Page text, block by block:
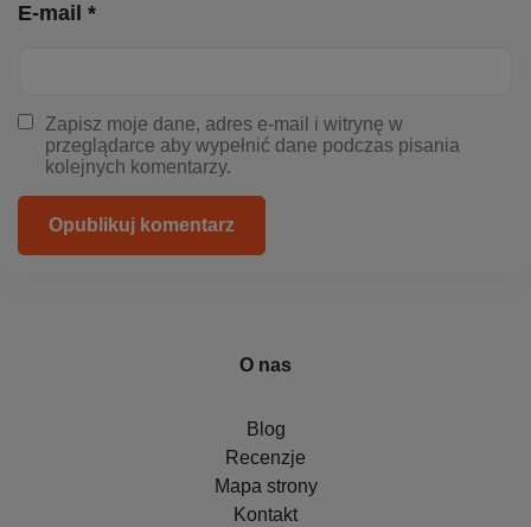
E-mail *
Zapisz moje dane, adres e-mail i witrynę w
przeglądarce aby wypełnić dane podczas pisania
kolejnych komentarzy.
Opublikuj komentarz
O nas
Blog
Recenzje
Mapa strony
Kontakt